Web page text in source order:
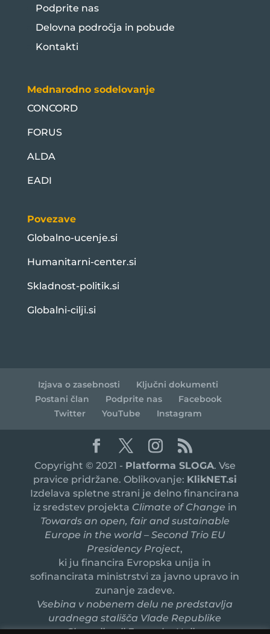
Podprite nas
Delovna področja in pobude
Kontakti
Mednarodno sodelovanje
CONCORD
FORUS
ALDA
EADI
Povezave
Globalno-ucenje.si
Humanitarni-center.si
Skladnost-politik.si
Globalni-cilji.si
Izjava o zasebnosti
Ključni dokumenti
Postani član
Podprite nas
Facebook
Twitter
YouTube Instagram
Copyright © 2021 - Platforma SLOGA. Vse
pravice pridržane. Oblikovanje: KlikNET.si
Izdelava spletne strani je delno financirana
iz sredstev projekta Climate of Change in
Towards an open, fair and sustainable
Europe in the world – Second Trio EU
Presidency Project,
ki ju financira Evropska unija in
sofinancirata ministrstvi za javno upravo in
zunanje zadeve.
Vsebina v nobenem delu ne predstavlja
uradnega stališča Vlade Republike